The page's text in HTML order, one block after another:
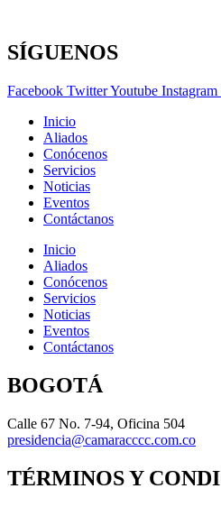
SÍGUENOS
Facebook TwitterYoutube Instagram
Inicio
Aliados
Conócenos
Servicios
Noticias
Eventos
Contáctanos
Inicio
Aliados
Conócenos
Servicios
Noticias
Eventos
Contáctanos
BOGOTÁ
Calle 67 No. 7-94, Oficina 504
presidencia@camaracccc.com.co
TÉRMINOS Y